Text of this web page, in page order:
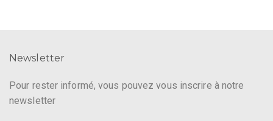
Newsletter
Pour rester informé, vous pouvez vous inscrire à notre
newsletter